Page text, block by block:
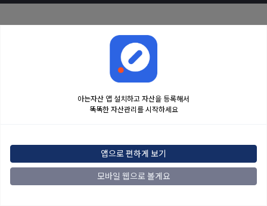
아는자산 앱 설치하고 자산을 등록해서
똑똑한 자산관리를 시작하세요
앱으로 편하게 보기
모바일 웹으로 볼게요